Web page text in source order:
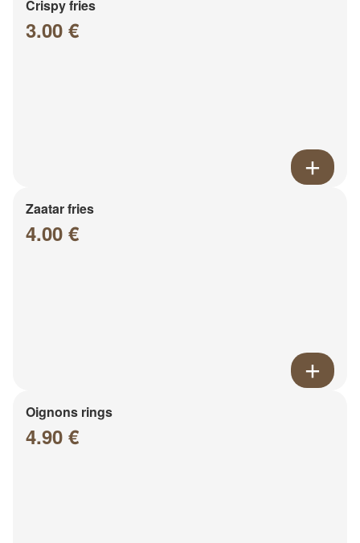
Crispy fries
3.00 €
Zaatar fries
4.00 €
Oignons rings
4.90 €